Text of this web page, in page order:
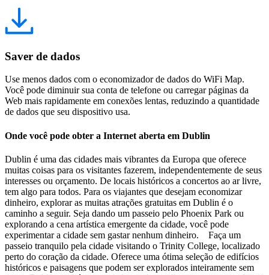
Saver de dados
Use menos dados com o economizador de dados do WiFi Map.
Você pode diminuir sua conta de telefone ou carregar páginas da
Web mais rapidamente em conexões lentas, reduzindo a quantidade
de dados que seu dispositivo usa.
Onde você pode obter a Internet aberta em Dublin
Dublin é uma das cidades mais vibrantes da Europa que oferece
muitas coisas para os visitantes fazerem, independentemente de seus
interesses ou orçamento. De locais históricos a concertos ao ar livre,
tem algo para todos. Para os viajantes que desejam economizar
dinheiro, explorar as muitas atrações gratuitas em Dublin é o
caminho a seguir. Seja dando um passeio pelo Phoenix Park ou
explorando a cena artística emergente da cidade, você pode
experimentar a cidade sem gastar nenhum dinheiro. Faça um
passeio tranquilo pela cidade visitando o Trinity College, localizado
perto do coração da cidade. Oferece uma ótima seleção de edifícios
históricos e paisagens que podem ser explorados inteiramente sem